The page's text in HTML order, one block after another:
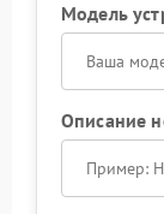
Модель
Описание